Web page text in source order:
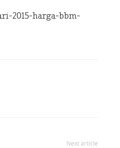
2015-harga-bbm-
Next article